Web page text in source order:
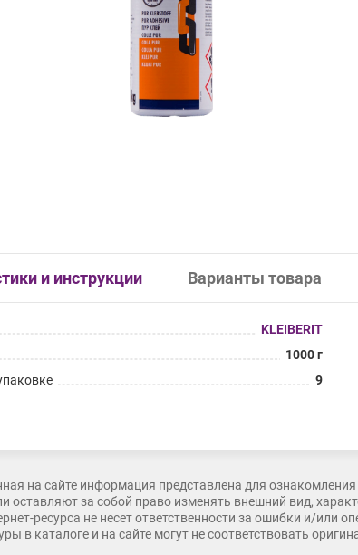
Характеристики и инструкции Варианты товара
KLEIBERIT
1000 г
9
на сайте информация представлена для
оставляют за собой право изменять внешний вид,
ресурса не несет ответственности за ошибки и/или
в каталоге и на сайте могут не соответствовать